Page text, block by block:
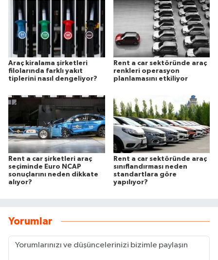
Araç kiralama şirketleri
filolarında farklı yakıt
tiplerini nasıl dengeliyor?
Rent a car sektöründe araç
renkleri operasyon
planlamasını etkiliyor
Rent a car şirketleri araç
seçiminde Euro NCAP
sonuçlarını neden dikkate
alıyor?
Rent a car sektöründe araç
sınıflandırması neden
standartlara göre
yapılıyor?
Yorumlar